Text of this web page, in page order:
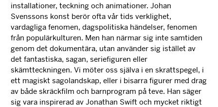
installationer, teckning och animationer. Johan
Svenssons konst berör ofta vår tids verklighet,
vardagliga fenomen, dagspolitiska händelser, fenomen
från populärkulturen. Men han närmar sig inte samtiden
genom det dokumentära, utan använder sig istället av
det fantastiska, sagan, seriefiguren eller
skämtteckningen. Vi möter oss själva i en skrattspegel, i
ett magiskt sagolandskap, eller i bisarra figurer med drag
av både skräckfilm och barnprogram på teve. Han säger
sig vara inspirerad av Jonathan Swift och mycket riktigt